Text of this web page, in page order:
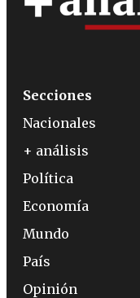
Secciones
Nacionales
+ análisis
Política
Economía
Mundo
País
Opinión